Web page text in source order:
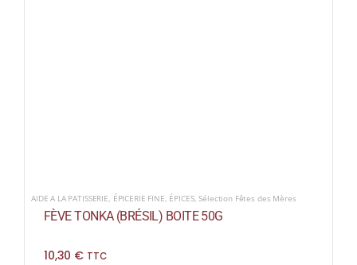
AIDE A LA PATISSERIE, ÉPICERIE FINE, ÉPICES,Sélection Fêtes des Mères
FÈVE TONKA (BRÉSIL) BOITE 50G
10,30 € TTC